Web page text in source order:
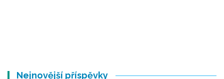
Nejnovější příspěvky